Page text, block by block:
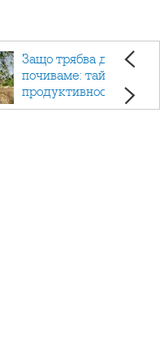
Защо трябва да си
почиваме: тайната на
продуктивността,
здравето и добрия